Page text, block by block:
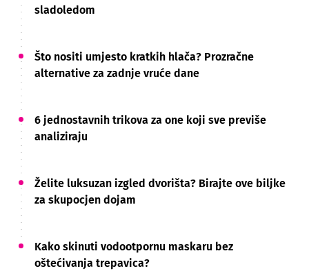
sladoledom
Što nositi umjesto kratkih hlača? Prozračne
alternative za zadnje vruće dane
6 jednostavnih trikova za one koji sve previše
analiziraju
Želite luksuzan izgled dvorišta? Birajte ove biljke
za skupocjen dojam
Kako skinuti vodootpornu maskaru bez
oštećivanja trepavica?